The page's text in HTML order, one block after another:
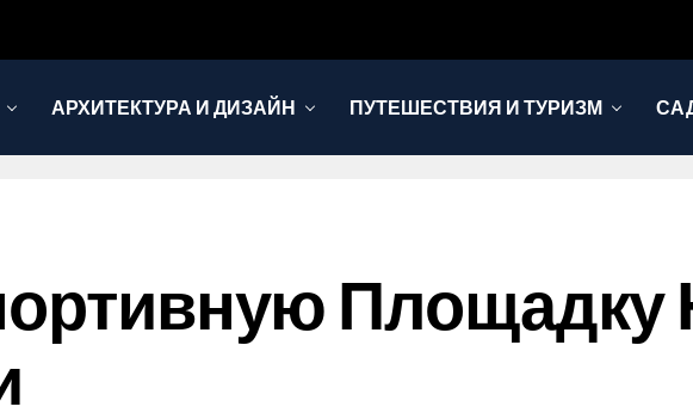
АРХИТЕКТУРА И ДИЗАЙН ПУТЕШЕСТВИЯ И ТУРИЗМ
Площадку